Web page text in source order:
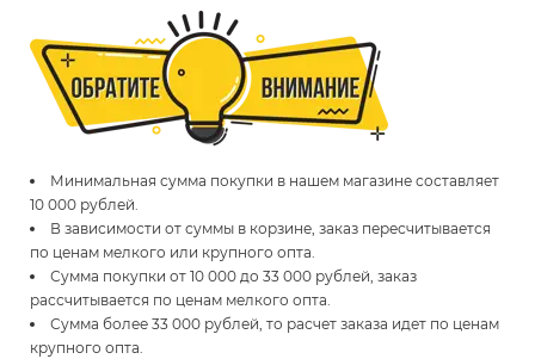
Минимальная сумма покупки в нашем магазине составляет
10 000 рублей.
В зависимости от суммы в корзине, заказ пересчитывается
по ценам мелкого или крупного опта.
Сумма покупки от 10 000 до 33 000 рублей, заказ
рассчитывается по ценам мелкого опта.
Сумма более 33 000 рублей, то расчет заказа идет по ценам
крупного опта.